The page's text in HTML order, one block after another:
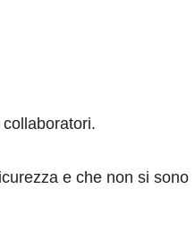
e che non si sono